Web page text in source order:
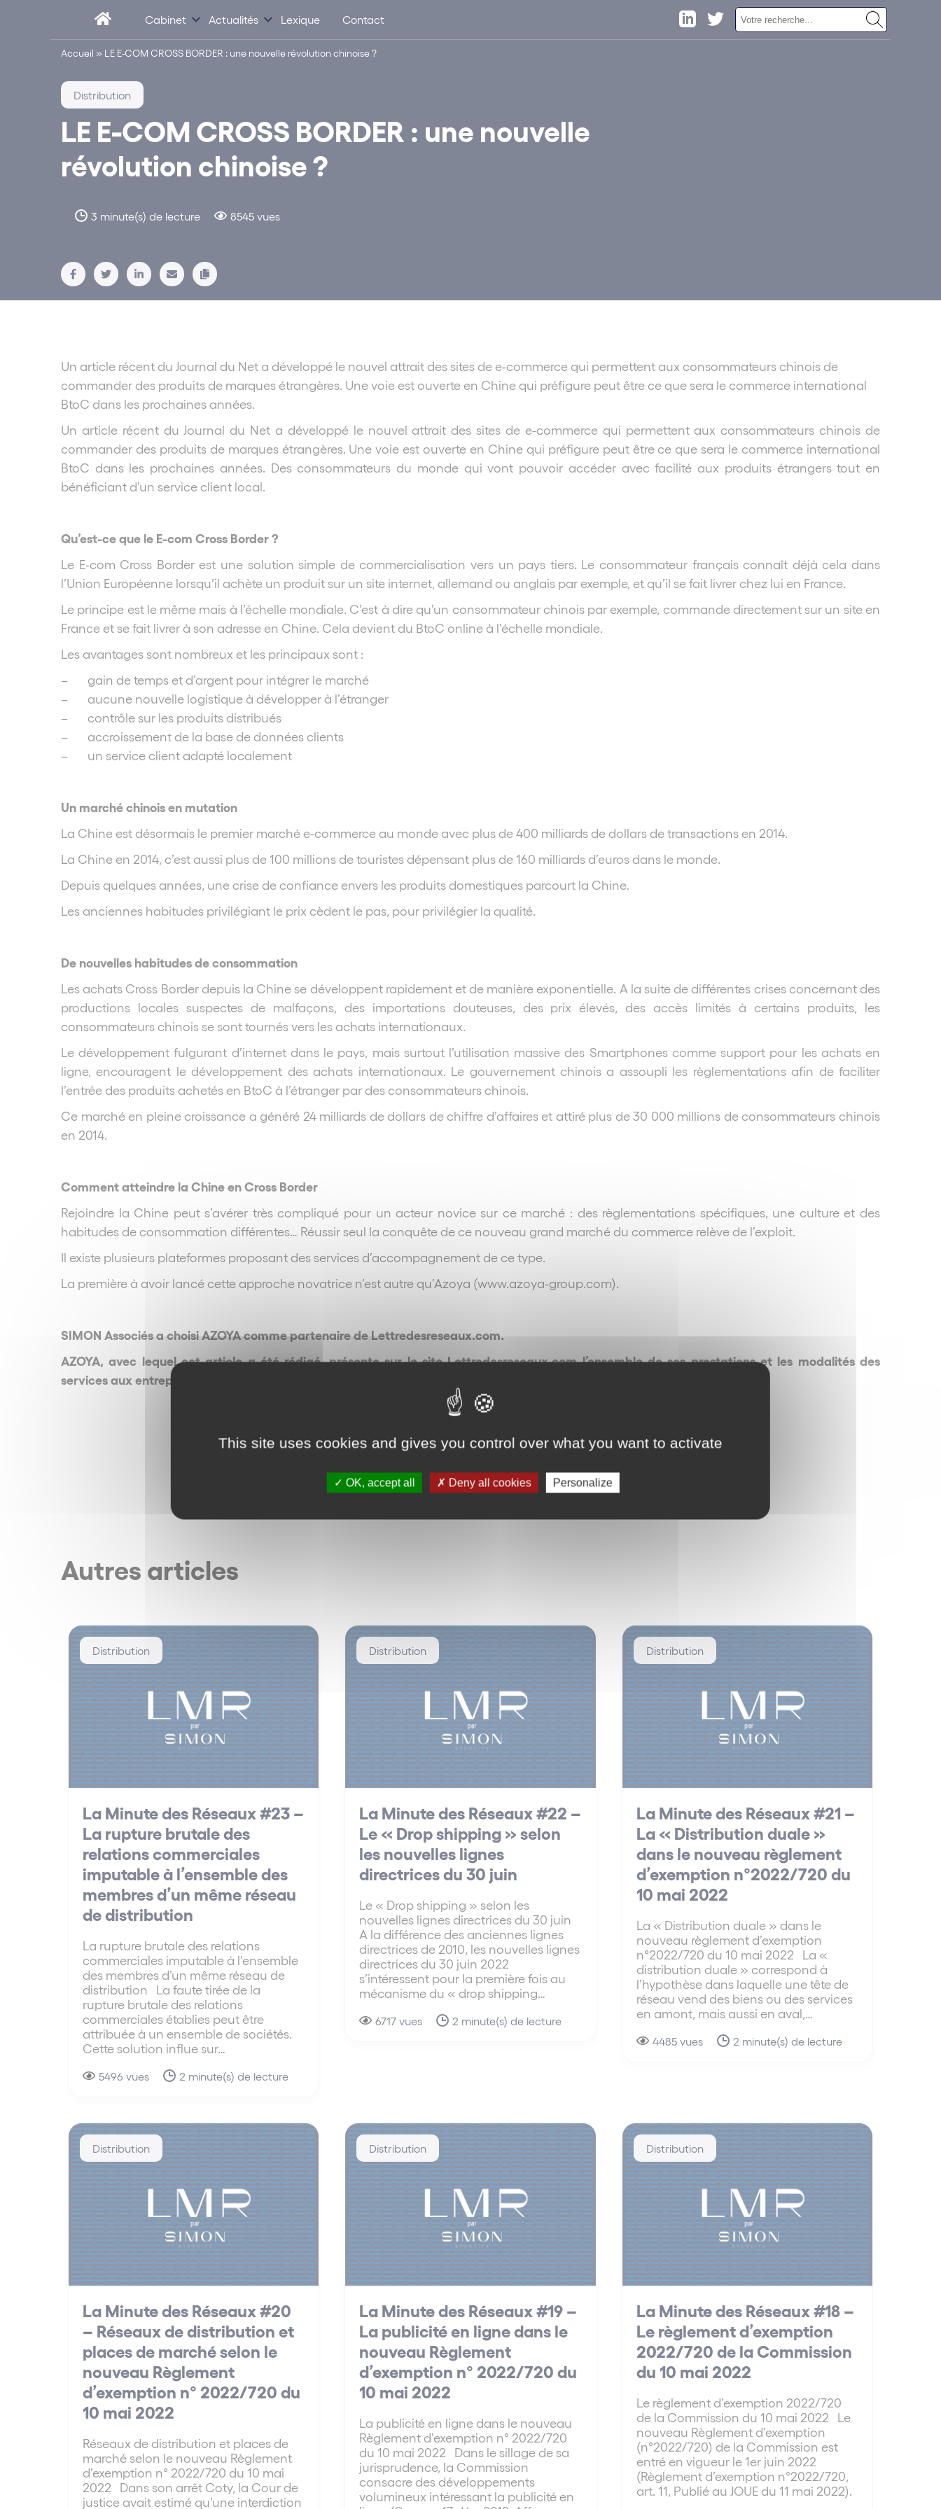
Cabinet Actualités Lexique Contact
Accueil » LE E-COM CROSS BORDER : une nouvelle révolution chinoise ?
LE E-COM CROSS BORDER : une nouvelle
révolution chinoise ?
3 minute(s) de lecture 8545 vues
Distribution
Un article récent du Journal du Net a développé le nouvel attrait dessites de e-commerce qui permettent aux consommateurs chinois de
commander des produits de marques étrangères. Une voie est ouverte en Chine qui préfigure peut être ce que sera le commerce international
BtoC dans les prochaines années.
Un article récent du Journal du Net a développé le nouvel attrait des sites de e-commerce qui permettent aux consommateurs chinois de
commander des produits de marques étrangères. Une voie est ouverte en Chine qui préfigure peut être ce que sera le commerce international
BtoC dans les prochaines années. Des consommateurs du monde qui vont pouvoir accéder avec facilité aux produits étrangers tout en
bénéficiant d’un service client local.
Qu’est-ce que le E-com Cross Border ?
Le E-com Cross Border est une solution simple de commercialisation vers un pays tiers. Le consommateur français connaît déjà cela dans
l’Union Européenne lorsqu’il achète un produit sur un site internet, allemand ou anglais par exemple, et qu’il se fait livrer chez lui en France.
Le principe est le même mais à l’échelle mondiale. C’est à dire qu’un consommateur chinois par exemple, commande directement sur un site en
France et se fait livrer à son adresse en Chine. Cela devient du BtoC online à l’échelle mondiale.
Les avantages sont nombreux et les principaux sont :
– gain de temps et d’argent pour intégrer le marché
– aucune nouvelle logistique à développer à l’étranger
– contrôle sur les produits distribués
– accroissement de la base de données clients
– un service client adapté localement
Un marché chinois en mutation
La Chine est désormais le premier marché e-commerce au monde avec plus de 400 milliards de dollars de transactions en 2014.
La Chine en 2014, c’est aussi plus de 100 millions de touristes dépensant plus de 160 milliards d’euros dans le monde.
Depuis quelques années, une crise de confiance envers les produits domestiques parcourt la Chine.
Les anciennes habitudes privilégiant le prix cèdent le pas, pour privilégier la qualité.
De nouvelles habitudes de consommation
Les achats Cross Border depuis la Chine se développent rapidement et de manière exponentielle. A la suite de différentes crises concernant des
productions locales suspectes de malfaçons, des importations douteuses, des prix élevés, des accès limités à certains produits, les
consommateurs chinois se sont tournés vers les achats internationaux.
Le développement fulgurant d’internet dans le pays, mais surtout l’utilisation massive des Smartphones comme support pour les achats en
ligne, encouragent le développement des achats internationaux. Le gouvernement chinois a assoupli les règlementations afin de faciliter
l’entrée des produits achetés en BtoC à l’étranger par des consommateurs chinois.
Ce marché en pleine croissance a généré 24 milliards de dollars de chiffre d’affaires et attiré plus de 30 000 millions de consommateurs chinois
en 2014.
Comment atteindre la Chine en Cross Border
Rejoindre la Chine peut s’avérer très compliqué pour un acteur novice sur ce marché : des règlementations spécifiques, une culture et des
habitudes de consommation différentes… Réussir seul la conquête de ce nouveau grand marché du commerce relève de l’exploit.
Il existe plusieurs plateformes proposant des services d’accompagnement de ce type.
La première à avoir lancé cette approche novatrice n’est autre qu’Azoya (www.azoya-group.com).
SIMON Associés a choisi AZOYA comme partenaire de Lettredesreseaux.com.
AZOYA, avec lequel cet article a été rédigé, présente sur le site Lettredesreseaux.com l’ensemble de ses prestations et les modalités des
services aux entreprises et consommateurs.
Retour
Autres articles
Distribution
La Minute des Réseaux #23 –
La rupture brutale des
relations commerciales
imputable à l’ensemble des
membres d’un même réseau
de distribution
La rupture brutale des relations
commerciales imputable à l’ensemble
des membres d’un même réseau de
distribution La faute tirée de la
rupture brutale des relations
commerciales établies peut être
attribuée à un ensemble de sociétés.
Cette solution influe sur…
5496 vues 2 minute(s) de lecture
Distribution
La Minute des Réseaux #22 –
Le « Drop shipping » selon
les nouvelles lignes
directrices du 30 juin
Le « Drop shipping » selon les
nouvelles lignes directrices du 30 juin
A la différence des anciennes lignes
directrices de 2010, les nouvelles lignes
directrices du 30 juin 2022
s’intéressent pour la première fois au
mécanisme du « drop shipping…
6717 vues 2 minute(s) de lecture
Distribution
La Minute des Réseaux #21 –
La « Distribution duale »
dans le nouveau règlement
d’exemption n°2022/720 du
10 mai 2022
La « Distribution duale » dans le
nouveau règlement d’exemption
n°2022/720 du 10 mai 2022 La «
distribution duale » correspond à
l’hypothèse dans laquelle une tête de
réseau vend des biens ou des services
en amont, mais aussi en aval,…
4485 vues 2 minute(s) de lecture
Distribution
La Minute des Réseaux #20
– Réseaux de distribution et
places de marché selon le
nouveau Règlement
d’exemption n° 2022/720 du
10 mai 2022
Réseaux de distribution et places de
marché selon le nouveau Règlement
d’exemption n° 2022/720 du 10 mai
2022 Dans son arrêt Coty, la Cour de
justice avait estimé qu’une interdiction
Distribution
La Minute des Réseaux #19 –
La publicité en ligne dans le
nouveau Règlement
d’exemption n° 2022/720 du
10 mai 2022
La publicité en ligne dans le nouveau
Règlement d’exemption n° 2022/720
du 10 mai 2022 Dans le sillage de sa
jurisprudence, la Commission
consacre des développements
volumineux intéressant la publicité en
Distribution
La Minute des Réseaux #18 –
Le règlement d’exemption
2022/720 de la Commission
du 10 mai 2022
Le règlement d’exemption 2022/720
de la Commission du 10 mai 2022 Le
nouveau Règlement d’exemption
(n°2022/720) de la Commission est
entré en vigueur le 1er juin 2022
(Règlement d’exemption n°2022/720,
art. 11, Publié au JOUE du 11 mai 2022).
This site uses cookies and gives you control over what you want to activate
OK, accept all Deny all cookies Personalize